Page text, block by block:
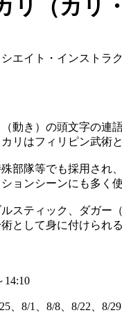
リ（カリ
エイト・インストラ
動き）の頭文字の連
リはフィリピン武術
部隊等でも採用され、
ョンシーンにも多く
スティック、ダガー
として身に付けられる
14:10
、8/1、8/8、8/22、8/